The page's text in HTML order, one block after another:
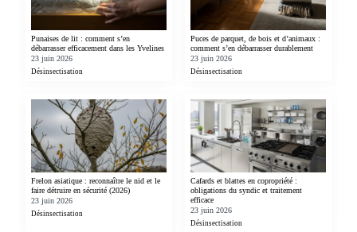
Punaises de lit : comment s’en
débarrasser efficacement dans les Yvelines
23 juin 2026
Désinsectisation
Puces de parquet, de bois et d’animaux :
comment s’en débarrasser durablement
23 juin 2026
Désinsectisation
Frelon asiatique : reconnaître le nid et le
faire détruire en sécurité (2026)
23 juin 2026
Désinsectisation
Cafards et blattes en copropriété :
obligations du syndic et traitement
efficace
23 juin 2026
Désinsectisation